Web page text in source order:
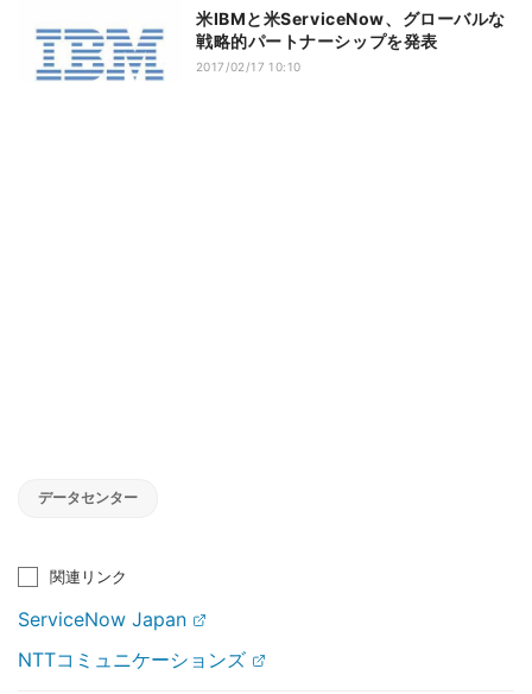
米IBMと米ServiceNow、グローバルな
戦略的パートナーシップを発表
2017/02/17 10:10
データセンター
関連リンク
ServiceNow Japan
NTTコミュニケーションズ